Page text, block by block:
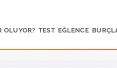
OLUYOR? TEST EĞLENCE